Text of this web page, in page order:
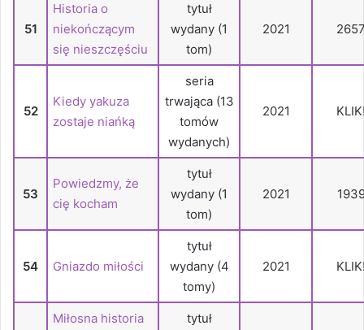
51
Historia o
niekończącym
się nieszczęściu
tytuł
wydany (1
tom)
2021
52
Kiedy yakuza
zostaje niańką
seria
trwająca (13
tomów
wydanych)
2021
53
Powiedzmy, że
cię kocham
tytuł
wydany (1
tom)
2021
54 Gniazdo miłości
tytuł
wydany (4
tomy)
2021
Miłosna historia
tytuł